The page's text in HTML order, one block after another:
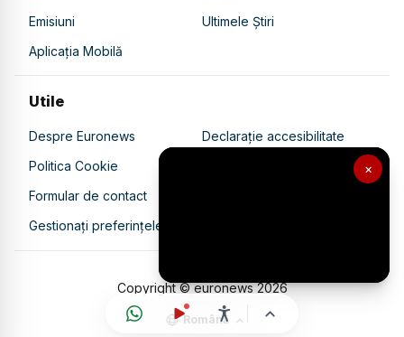
×
Emisiuni
Ultimele Știri
Aplicația Mobilă
Utile
Despre Euronews
Declarație accesibilitate
Politica Cookie
Politica de confidențialitate
Formular de contact
Gestionați preferințele
Copyright © euronews2026
Română